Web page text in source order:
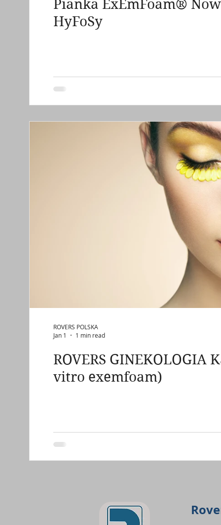
zapalenie ból
Pianka ExEmFoam®
HyFoSy
ROVERS
vitro exemfoam)
ROVERS POLSKA
Jan 1
1 min read